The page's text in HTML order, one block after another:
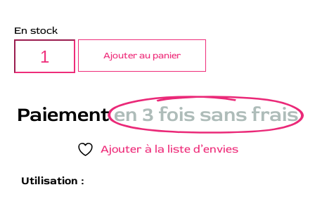
En stock
Ajouter au panier
Paiementen 3 fois sans frais
Ajouter à la liste d’envies
Utilisation :